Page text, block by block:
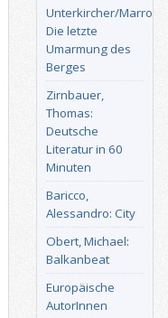
Unterkircher/Marrone:
Die letzte
Umarmung des
Berges
Zirnbauer,
Thomas:
Deutsche
Literatur in 60
Minuten
Baricco,
Alessandro: City
Obert, Michael:
Balkanbeat
Europäische
AutorInnen